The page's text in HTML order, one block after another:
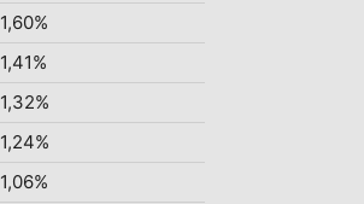
1,60%
1,41%
1,32%
1,24%
1,06%